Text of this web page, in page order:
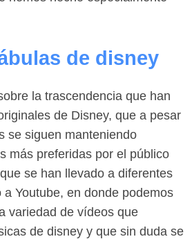
de disney
la trascendencia que han
de Disney, que a pesar
se siguen manteniendo
más preferidas por el público
se han llevado a diferentes
Youtube, en donde podemos
variedad de vídeos que
de disney y que sin duda se